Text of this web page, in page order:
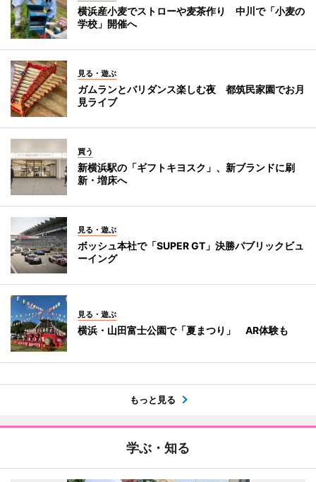
横浜産小麦でストローや麦茶作り 中川で「小麦の
学校」開催へ
見る・遊ぶ
ガムランとバリダンス楽しむ夜 都筑民家園でお月
見ライブ
買う
新横浜駅の「ギフトキヨスク」、新ブランドに刷
新・増床へ
見る・遊ぶ
ボッシュ本社で「SUPER GT」決勝パブリックビュ
ーイング
見る・遊ぶ
横浜・山田富士公園で「夏まつり」 AR体験も
もっと見る
学ぶ・知る